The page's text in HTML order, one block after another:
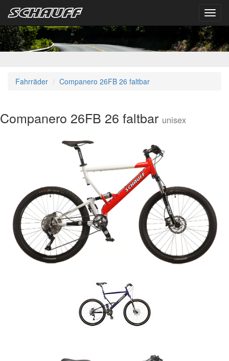
Fahrräder Companero 26FB 26 faltbar
Companero 26FB 26 faltbar unisex